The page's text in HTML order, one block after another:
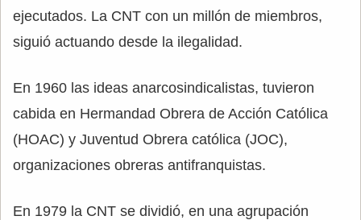
ejecutados. La CNT con un millón de miembros,
siguió actuando desde la ilegalidad.
En 1960 las ideas anarcosindicalistas, tuvieron
cabida en Hermandad Obrera de Acción Católica
(HOAC) y Juventud Obrera católica (JOC),
organizaciones obreras antifranquistas.
En 1979 la CNT se dividió, en una agrupación